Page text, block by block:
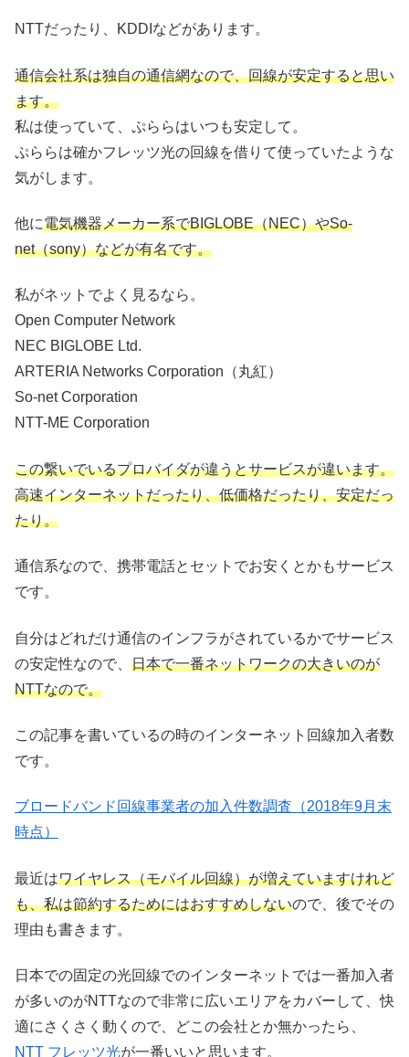
NTTだったり、KDDIなどがあります。
通信会社系は独自の通信網なので、回線が安定すると思い
ます。
私は使っていて、ぷららはいつも安定して。
ぷららは確かフレッツ光の回線を借りて使っていたような
気がします。
他に電気機器メーカー系でBIGLOBE（NEC）やSo-
net（sony）などが有名です。
私がネットでよく見るなら。
Open Computer Network
NEC BIGLOBE Ltd.
ARTERIA Networks Corporation（丸紅）
So-net Corporation
NTT-ME Corporation
この繋いでいるプロバイダが違うとサービスが違います。
高速インターネットだったり、低価格だったり、安定だっ
たり。
通信系なので、携帯電話とセットでお安くとかもサービス
です。
自分はどれだけ通信のインフラがされているかでサービス
の安定性なので、 日本で一番ネットワークの大きいのが
NTTなので。
この記事を書いているの時のインターネット回線加入者数
です。
ブロードバンド回線事業者の加入件数調査（2018年9月末
時点）
最近はワイヤレス（モバイル回線）が増えていますけれど
も、私は節約するためにはおすすめしないので、後でその
理由も書きます。
日本での固定の光回線でのインターネットでは一番加入者
が多いのがNTTなので非常に広いエリアをカバーして、快
適にさくさく動くので、どこの会社とか無かったら、
NTT フレッツ光が一番いいと思います。